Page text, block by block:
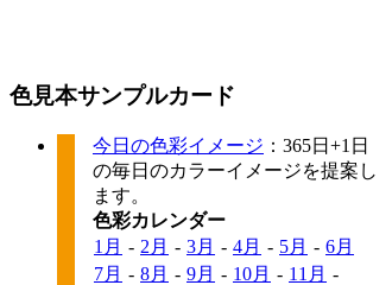
色見本サンプルカード
今日の色彩イメージ ：365日+1日
の毎日のカラーイメージを提案し
ます。
色彩カレンダー
1月 - 2月 - 3月 - 4月 - 5月 - 6月
7月 - 8月 - 9月 - 10月 - 11月 -